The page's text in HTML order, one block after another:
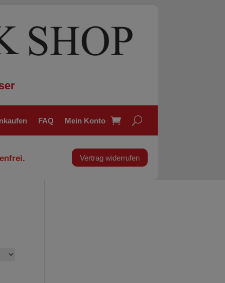
FAQ Mein Konto
Vertrag widerrufen